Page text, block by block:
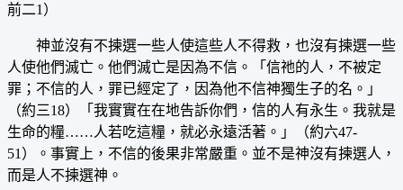
前二1）
神並沒有不揀選一些人使這些人不得救，也沒有揀選一些
人使他們滅亡。他們滅亡是因為不信。「信祂的人，不被定
罪；不信的人，罪已經定了，因為他不信神獨生子的名。」
（約三18）「我實實在在地告訴你們，信的人有永生。我就是
生命的糧……人若吃這糧，就必永遠活著。」（約六47-
51）。事實上，不信的後果非常嚴重。並不是神沒有揀選人，
而是人不揀選神。